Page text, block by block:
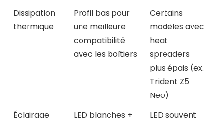
Dissipation
thermique
Profil bas pour
une meilleure
compatibilité
avec les boîtiers
Certains
modèles avec
heat
spreaders
plus épais (ex.
Trident Z5
Neo)
Éclairage
LED blanches +
LED souvent